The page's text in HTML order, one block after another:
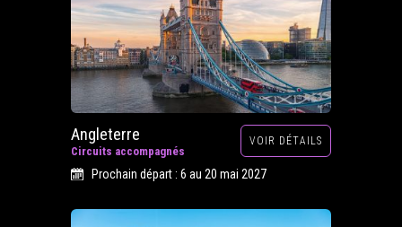
Angleterre
Circuits accompagnés
VOIR DÉTAILS
Prochain départ : 6 au 20 mai 2027